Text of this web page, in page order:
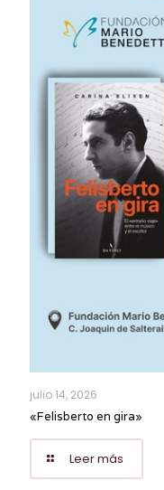
julio 14, 2026
«Felisberto en gira»
Leer más